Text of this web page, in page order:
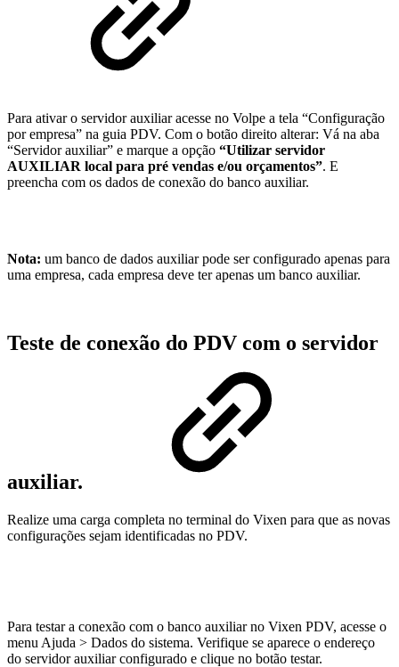
Para ativar o servidor auxiliar acesse no Volpe a tela “Configuração
por empresa” na guia PDV. Com o botão direito alterar: Vá na aba
“Servidor auxiliar” e marque a opção “Utilizar servidor
AUXILIAR local para pré vendas e/ou orçamentos”. E
preencha com os dados de conexão do banco auxiliar.
Nota: um banco de dados auxiliar pode ser configurado apenas para
uma empresa, cada empresa deve ter apenas um banco auxiliar.
Teste de conexão do PDV com o servidor
auxiliar.
Realize uma carga completa no terminal do Vixen para que as novas
configurações sejam identificadas no PDV.
Para testar a conexão com o banco auxiliar no Vixen PDV, acesse o
menu Ajuda > Dados do sistema. Verifique se aparece o endereço
do servidor auxiliar configurado e clique no botão testar.